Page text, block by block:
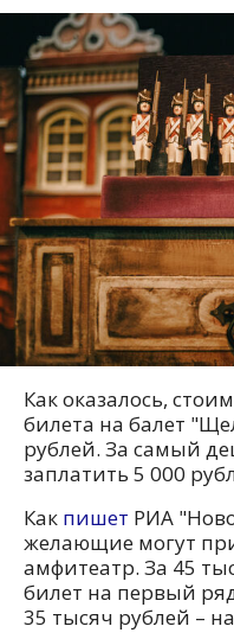
Как оказалось,
билета на балет
рублей. За самый
заплатить 5 000
Как пишет РИА
желающие могут
амфитеатр. За 45
билет на первый
35 тысяч рублей –